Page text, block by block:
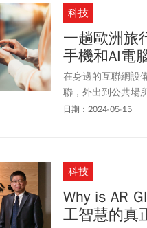
科技
一趟歐洲旅
手機和AI電
在身邊的互聯網設
聯，外出到公共場
效率低的感受。
日期：2024-05-15
科技
Why is AR
工智慧的真